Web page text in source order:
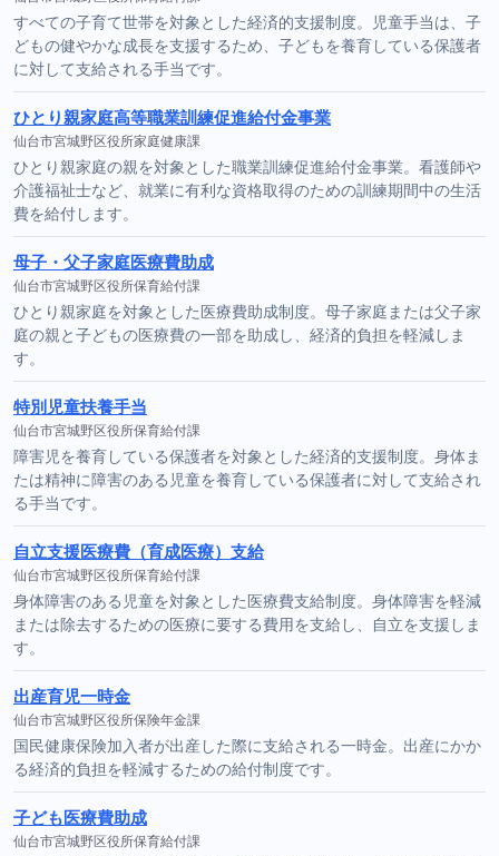
すべての子育て世帯を対象とした経済的支援制度。児童手当は、子
どもの健やかな成長を支援するため、子どもを養育している保護者
に対して支給される手当です。
ひとり親家庭高等職業訓練促進給付金事業
仙台市宮城野区役所家庭健康課
ひとり親家庭の親を対象とした職業訓練促進給付金事業。看護師や
介護福祉士など、就業に有利な資格取得のための訓練期間中の生活
費を給付します。
母子・父子家庭医療費助成
仙台市宮城野区役所保育給付課
ひとり親家庭を対象とした医療費助成制度。母子家庭または父子家
庭の親と子どもの医療費の一部を助成し、経済的負担を軽減しま
す。
特別児童扶養手当
仙台市宮城野区役所保育給付課
障害児を養育している保護者を対象とした経済的支援制度。身体ま
たは精神に障害のある児童を養育している保護者に対して支給され
る手当です。
自立支援医療費（育成医療）支給
仙台市宮城野区役所保育給付課
身体障害のある児童を対象とした医療費支給制度。身体障害を軽減
または除去するための医療に要する費用を支給し、自立を支援しま
す。
出産育児一時金
仙台市宮城野区役所保険年金課
国民健康保険加入者が出産した際に支給される一時金。出産にかか
る経済的負担を軽減するための給付制度です。
子ども医療費助成
仙台市宮城野区役所保育給付課